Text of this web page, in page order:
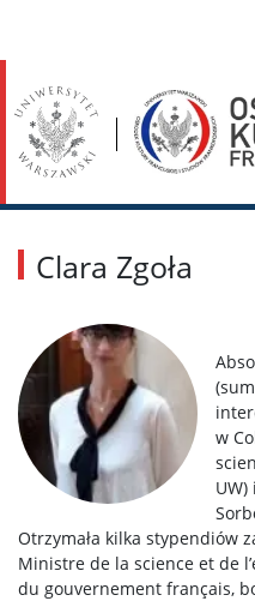
Clara Zgoła
w
Otrzymała kilka stypendiów
Ministre de la science et de
du gouvernement français,